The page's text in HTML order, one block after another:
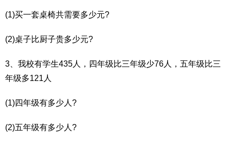
(1)买一套桌椅共需要多少元?
(2)桌子比厨子贵多少元?
3、我校有学生435人，四年级比三年级少76人，五年级比三
年级多121人
(1)四年级有多少人?
(2)五年级有多少人?